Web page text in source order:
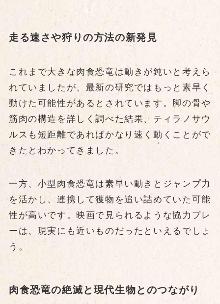
走る速さや狩りの方法の新発見
これまで大きな肉食恐竜は動きが鈍いと考えら
れていましたが、最新の研究ではもっと素早く
動けた可能性があるとされています。脚の骨や
筋肉の構造を詳しく調べた結果、ティラノサウ
ルスも短距離であればかなり速く動くことがで
きたとわかってきました。
一方、小型肉食恐竜は素早い動きとジャンプ力
を活かし、連携して獲物を追い詰めていた可能
性が高いです。映画で見られるような協力プレ
ーは、現実にも近いものだったといえるでしょ
う。
肉食恐竜の絶滅と現代生物とのつながり